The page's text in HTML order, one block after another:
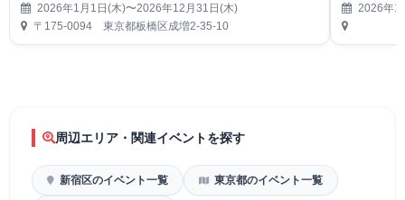
2026年1月1日(木)〜2026年12月31日(木)
〒175-0094 東京都板橋区成増2-35-10
2026年1
周辺エリア・関連イベントを探す
新宿区のイベント一覧 東京都のイベント一覧